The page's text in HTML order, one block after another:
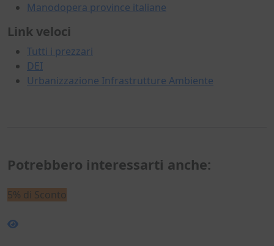
Manodopera province italiane
Link veloci
Tutti i prezzari
DEI
Urbanizzazione Infrastrutture Ambiente
Potrebbero interessarti anche:
5% di Sconto